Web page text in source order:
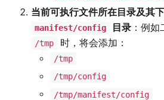
当前可执行文件所在目录及其
manifest/config 目录：例如
/tmp 时，将会添加：
/tmp
/tmp/config
/tmp/manifest/config